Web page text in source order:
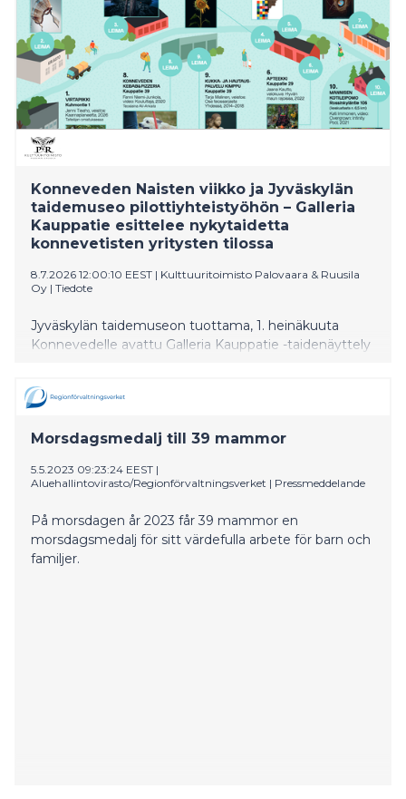
lyömäsoitintaiteilija Mika Kallion klo 18.00 alkavaan
Fallen Trees -konserttiin Konnevesisalissa.
Konneveden Naisten viikko ja Jyväskylän
taidemuseo pilottiyhteistyöhön – Galleria
Kauppatie esittelee nykytaidetta
konnevetisten yritysten tilossa
8.7.2026 12:00:10 EEST | Kulttuuritoimisto Palovaara & Ruusila
Oy | Tiedote
Jyväskylän taidemuseon tuottama, 1. heinäkuuta
Konnevedelle avattu Galleria Kauppatie -taidenäyttely
samanaikaisest nykytaiteeseen, Konneveden Naisten
toteutettu yhteistyössä Naisten viikon kanssa, jota
Morsdagsmedalj till 39 mammor
5.5.2023 09:23:24 EEST |
Aluehallintovirasto/Regionförvaltningsverket | Pressmeddelande
På morsdagen år 2023 får 39 mammor en
morsdagsmedalj för sitt värdefulla arbete för barn och
familjer.